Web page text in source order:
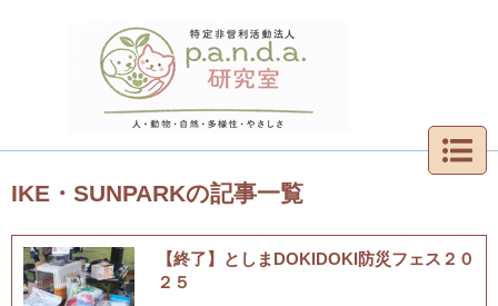
IKE・SUNPARKの記事一覧
【終了】としまDOKIDOKI防災フェス２０
２５